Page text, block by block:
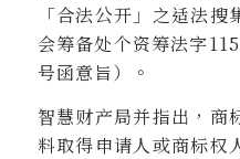
「合法公开」之适法
会筹备处个资筹法字115
号函意旨）。
智慧财产局并指出，商
料取得申请人或商标权